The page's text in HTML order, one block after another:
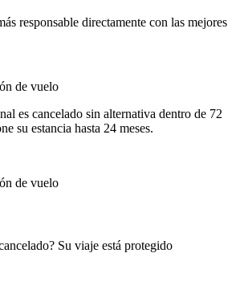
responsable directamente con las mejores
de vuelo
es cancelado sin alternativa dentro de 72
su estancia hasta 24 meses.
de vuelo
Su viaje está protegido